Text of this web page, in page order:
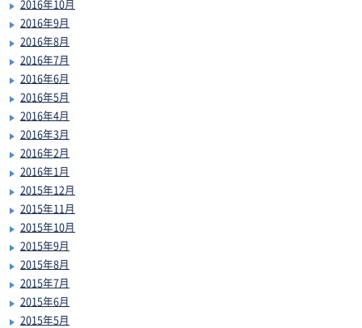
2016年10月
2016年9月
2016年8月
2016年7月
2016年6月
2016年5月
2016年4月
2016年3月
2016年2月
2016年1月
2015年12月
2015年11月
2015年10月
2015年9月
2015年8月
2015年7月
2015年6月
2015年5月